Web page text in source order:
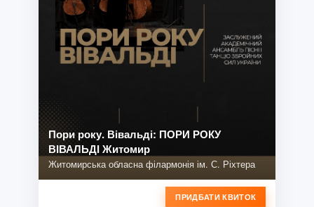
Пори року. Вівальді: ПОРИ РОКУ
ВІВАЛЬДІ Житомир
Житомирська обласна філармонія ім. С. Ріхтера
ПРИДБАТИ КВИТОК